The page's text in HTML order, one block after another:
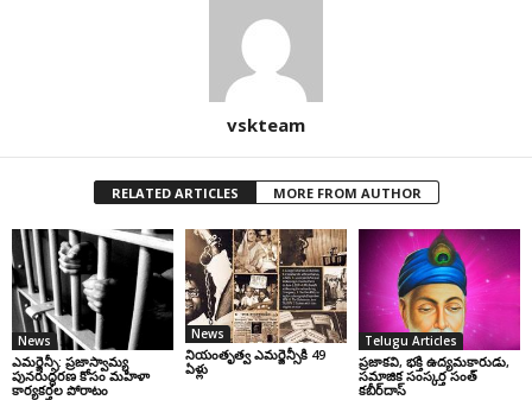
vskteam
RELATED ARTICLES MORE FROM AUTHOR
News
ఎమర్జెన్సీ: ప్రజాస్వామ్య
పునరుద్ధరణ కోసం మహిళా
కార్యకర్తల పోరాటం
News
నియంతృత్వ ఎమర్జెన్సీకి 49
ఏళ్లు
Telugu Articles
ప్రజాకవి, భక్తి ఉద్యమకారుడు,
సమాజిక సంస్కర్త సంత్‌
కబీర్‌దాస్‌